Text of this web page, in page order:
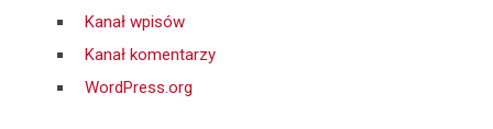
Kanał wpisów
Kanał komentarzy
WordPress.org